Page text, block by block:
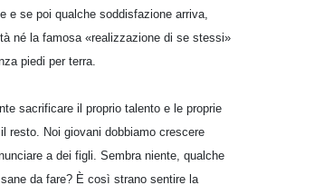
e se poi qualche soddisfazione arriva,
né la famosa «realizzazione di se stessi»
piedi per terra.
sacrificare il proprio talento e le proprie
resto. Noi giovani dobbiamo crescere
a dei figli. Sembra niente, qualche
da fare? È così strano sentire la